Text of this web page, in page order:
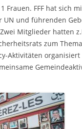
Frauen. FFF hat sich
UN und führenden
Mitglieder hatten
zum
Aktivitäten